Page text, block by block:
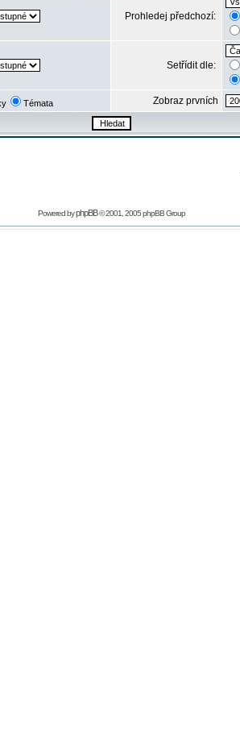
Prohledej předchozí:
Setřídit dle:
Témata Zobraz prvních
Powered byphpBB© 2001, 2005 phpBB Group